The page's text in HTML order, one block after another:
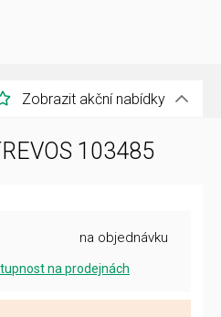
Zobrazit akční nabídky
103485
na objednávku
na prodejnách